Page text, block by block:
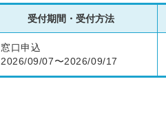
受付期間・受付方法
窓口申込
2026/09/07〜2026/09/17